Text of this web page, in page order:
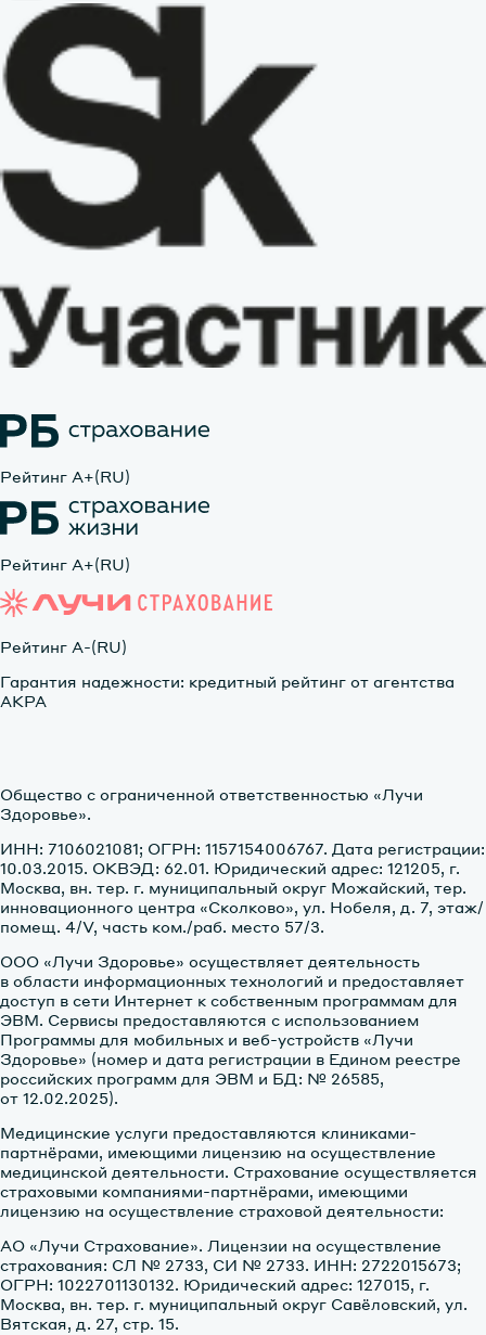
Рейтинг А+(RU)
Рейтинг А+(RU)
Рейтинг А-(RU)
Гарантия надежности: кредитный рейтинг от агентства
АКРА
Общество с ограниченной ответственностью «Лучи
Здоровье».
ИНН: 7106021081; ОГРН: 1157154006767. Дата регистрации:
10.03.2015. ОКВЭД: 62.01. Юридический адрес: 121205, г.
Москва, вн. тер. г. муниципальный округ Можайский, тер.
инновационного центра «Сколково», ул. Нобеля, д. 7, этаж/
помещ. 4/V, часть ком./раб. место 57/3.
ООО «Лучи Здоровье» осуществляет деятельность
в области информационных технологий и предоставляет
доступ в сети Интернет к собственным программам для
ЭВМ. Сервисы предоставляются с использованием
Программы для мобильных и веб-устройств «Лучи
Здоровье» (номер и дата регистрации в Едином реестре
российских программ для ЭВМ и БД: № 26585,
от 12.02.2025).
Медицинские услуги предоставляются клиниками-
партнёрами, имеющими лицензию на осуществление
медицинской деятельности. Страхование осуществляется
страховыми компаниями-партнёрами, имеющими
лицензию на осуществление страховой деятельности:
АО «Лучи Страхование». Лицензии на осуществление
страхования: СЛ № 2733, CИ № 2733. ИНН: 2722015673;
ОГРН: 1022701130132. Юридический адрес: 127015, г.
Москва, вн. тер. г. муниципальный округ Савёловский, ул.
Вятская, д. 27, стр. 15.